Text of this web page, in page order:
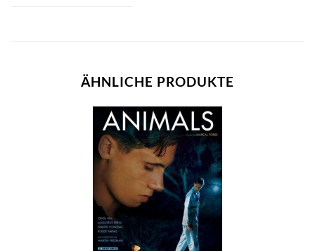
ÄHNLICHE PRODUKTE